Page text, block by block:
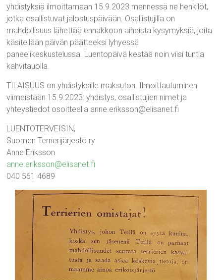
yhdistyksiä ilmoittamaan 15.9.2023 mennessä ne henkilöt,
jotka osallistuvat jalostuspäivään. Osallistujilla on
mahdollisuus lähettää ennakkoon aiheista kysymyksiä, joita
käsitellään päivän päätteeksi lyhyessä
paneelikeskustelussa. Luentopäivä kestää noin viisi tuntia
kahvitauolla.
TILAISUUS on yhdistyksille maksuton. Ilmoittautuminen
viimeistään 15.9.2023: yhdistys, osallistujien nimet ja
yhteystiedot osoitteella anne.eriksson@elisanet.fi
LUENTOTERVEISIN,
Suomen Terrierijärjestö ry
Anne Eriksson
anne.eriksson@elisanet.fi
040 561 4689